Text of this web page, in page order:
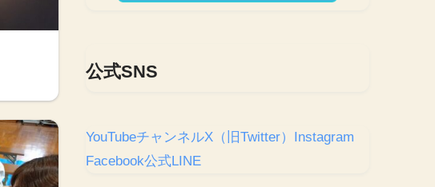
公式SNS
YouTubeチャンネルX（旧Twitter） Instagram
Facebook公式LINE